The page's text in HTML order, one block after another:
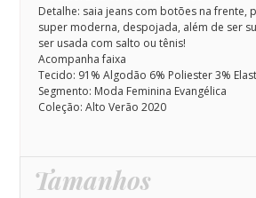
Detalhe: saia jeans com botões na frente,
super moderna, despojada, além de ser
ser usada com salto ou tênis!
Acompanha faixa
Tecido: 91% Algodão 6% Poliester 3%
Segmento: Moda Feminina Evangélica
Coleção: Alto Verão 2020
Tamanhos